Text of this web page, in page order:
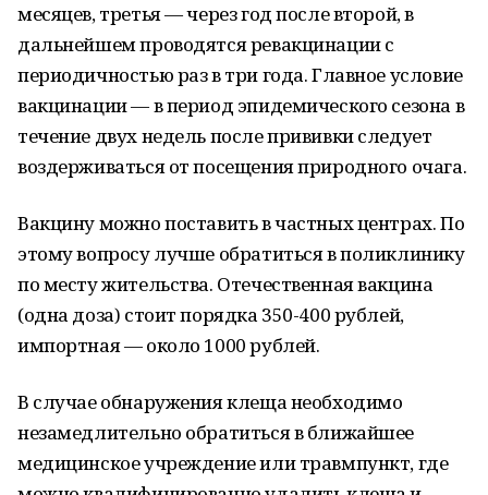
месяцев, третья — через год после второй, в
дальнейшем проводятся ревакцинации с
периодичностью раз в три года. Главное условие
вакцинации — в период эпидемического сезона в
течение двух недель после прививки следует
воздерживаться от посещения природного очага.
Вакцину можно поставить в частных центрах. По
этому вопросу лучше обратиться в поликлинику
по месту жительства. Отечественная вакцина
(одна доза) стоит порядка 350-400 рублей,
импортная — около 1000 рублей.
В случае обнаружения клеща необходимо
незамедлительно обратиться в ближайшее
медицинское учреждение или травмпункт, где